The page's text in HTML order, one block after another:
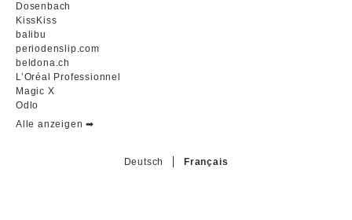
Dosenbach
KissKiss
balibu
periodenslip.com
beldona.ch
L’Oréal Professionnel
Magic X
Odlo
Alle anzeigen ➡︎
Deutsch Français